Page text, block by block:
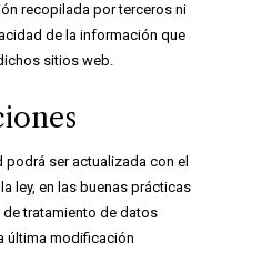
recopilada por terceros ni
de la información que
sitios web.
podrá ser actualizada con el
ley, en las buenas prácticas
tratamiento de datos
última modificación